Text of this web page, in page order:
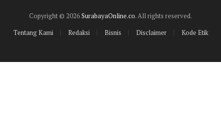
Copyright © 2026SurabayaOnline.co. All rights reserved.
Tentang Kami
Redaksi Bisnis Disclaimer Kode Etik